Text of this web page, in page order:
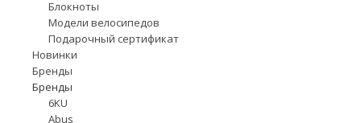
Блокноты
Модели велосипедов
Подарочный сертификат
Новинки
Бренды
Бренды
6KU
Abus